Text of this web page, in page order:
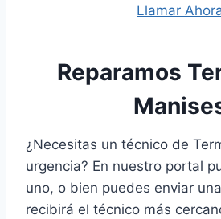
Llamar
Reparamos
¿Necesitas un técnico de
urgencia? En nuestro portal
uno, o bien puedes enviar
recibirá el técnico más